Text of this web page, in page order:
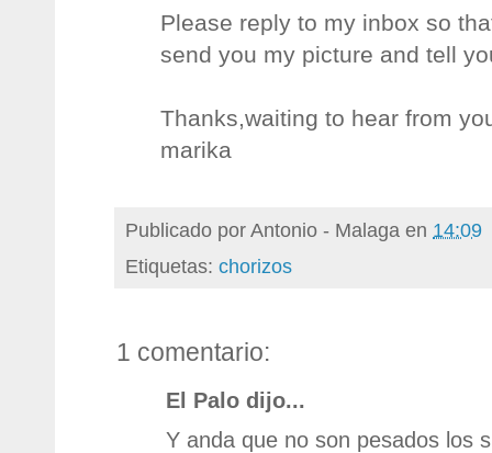
Please reply to my inbox so
send you my picture and tell
Thanks,waiting to hear from
marika
Publicado porAntonio - Malaga en 14:09
Etiquetas: chorizos
1 comentario:
El Palo dijo...
Y anda que no son pesados los